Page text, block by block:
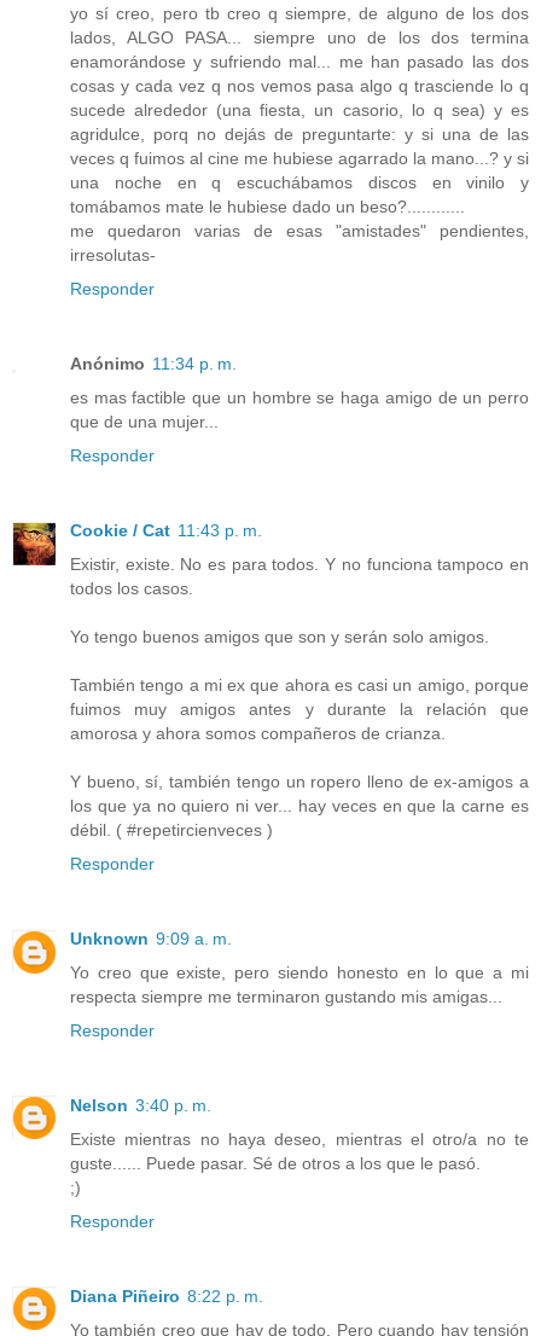
yo sí creo, pero tb creo q siempre, de alguno de los dos
lados, ALGO PASA... siempre uno de los dos termina
enamorándose y sufriendo mal... me han pasado las dos
cosas y cada vez q nos vemos pasa algo q trasciende lo q
sucede alrededor (una fiesta, un casorio, lo q sea) y es
agridulce, porq no dejás de preguntarte: y si una de las
veces q fuimos al cine me hubiese agarrado la mano...? y si
una noche en q escuchábamos discos en vinilo y
tomábamos mate le hubiese dado un beso?............
me quedaron varias de esas "amistades" pendientes,
irresolutas-
Responder
Anónimo 11:34 p. m.
es mas factible que un hombre se haga amigo de un perro
que de una mujer...
Responder
Cookie / Cat 11:43 p. m.
Existir, existe. No es para todos. Y no funciona tampoco en
todos los casos.
Yo tengo buenos amigos que son y serán solo amigos.
También tengo a mi ex que ahora es casi un amigo, porque
fuimos muy amigos antes y durante la relación que
amorosa y ahora somos compañeros de crianza.
Y bueno, sí, también tengo un ropero lleno de ex-amigos a
los que ya no quiero ni ver... hay veces en que la carne es
débil. ( #repetircienveces )
Responder
Unknown 9:09 a. m.
Yo creo que existe, pero siendo honesto en lo que a mi
respecta siempre me terminaron gustando mis amigas...
Responder
Nelson 3:40 p. m.
Existe mientras no haya deseo, mientras el otro/a no te
guste...... Puede pasar. Sé de otros a los que le pasó.
;)
Responder
Diana Piñeiro 8:22 p. m.
Yo también creo que hay de todo. Pero cuando hay tensión